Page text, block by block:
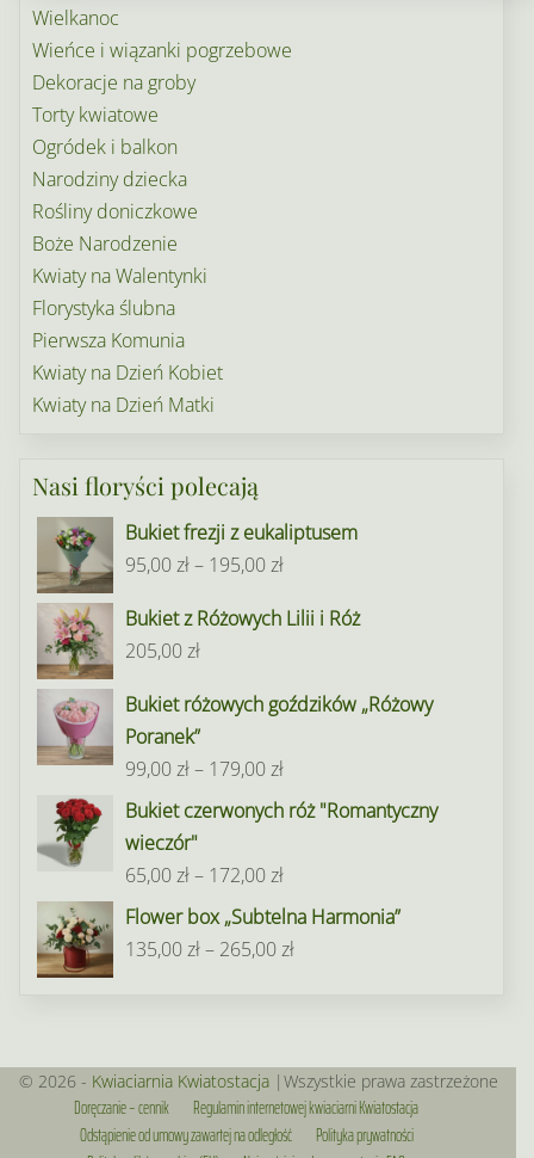
Wielkanoc
Wieńce i wiązanki pogrzebowe
Dekoracje na groby
Torty kwiatowe
Ogródek i balkon
Narodziny dziecka
Rośliny doniczkowe
Boże Narodzenie
Kwiaty na Walentynki
Florystyka ślubna
Pierwsza Komunia
Kwiaty na Dzień Kobiet
Kwiaty na Dzień Matki
Nasi floryści polecają
Bukiet frezji z eukaliptusem
95,00zł– 195,00złZakres
od
do
Bukiet z Różowych Lilii i Róż
205,00zł
Bukiet różowych goździków „Różowy
Poranek”
99,00zł– 179,00złZakres
cen:
179,00 zł
Bukiet czerwonych róż "Romantyczny
wieczór"
65,00zł– 172,00złZakres
cen:
od
Flower box „Subtelna Harmonia”
135,00zł– 265,00złZakres
do
265,00 zł
© 2026 - Kwiaciarnia Kwiatostacja|Wszystkie prawa zastrzeżone
Doręczanie – cennik
Regulamin internetowej kwiaciarni Kwiatostacja
Odstąpienie od umowy zawartej na odległość
Polityka prywatności